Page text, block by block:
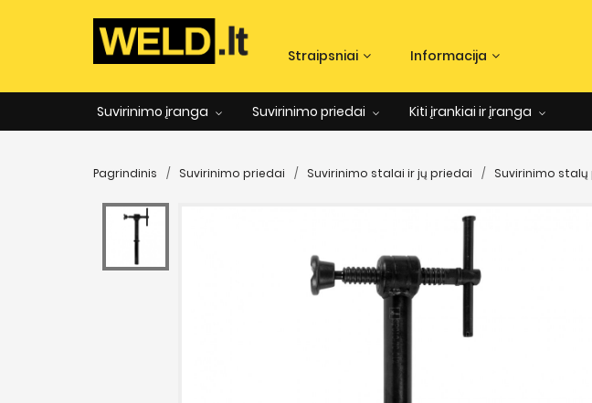
Straipsniai Informacija
Suvirinimo įranga Suvirinimo priedai Kiti įrankiai ir įranga
Pagrindinis Suvirinimo priedai Suvirinimo stalai ir jų priedai Suvirinimo